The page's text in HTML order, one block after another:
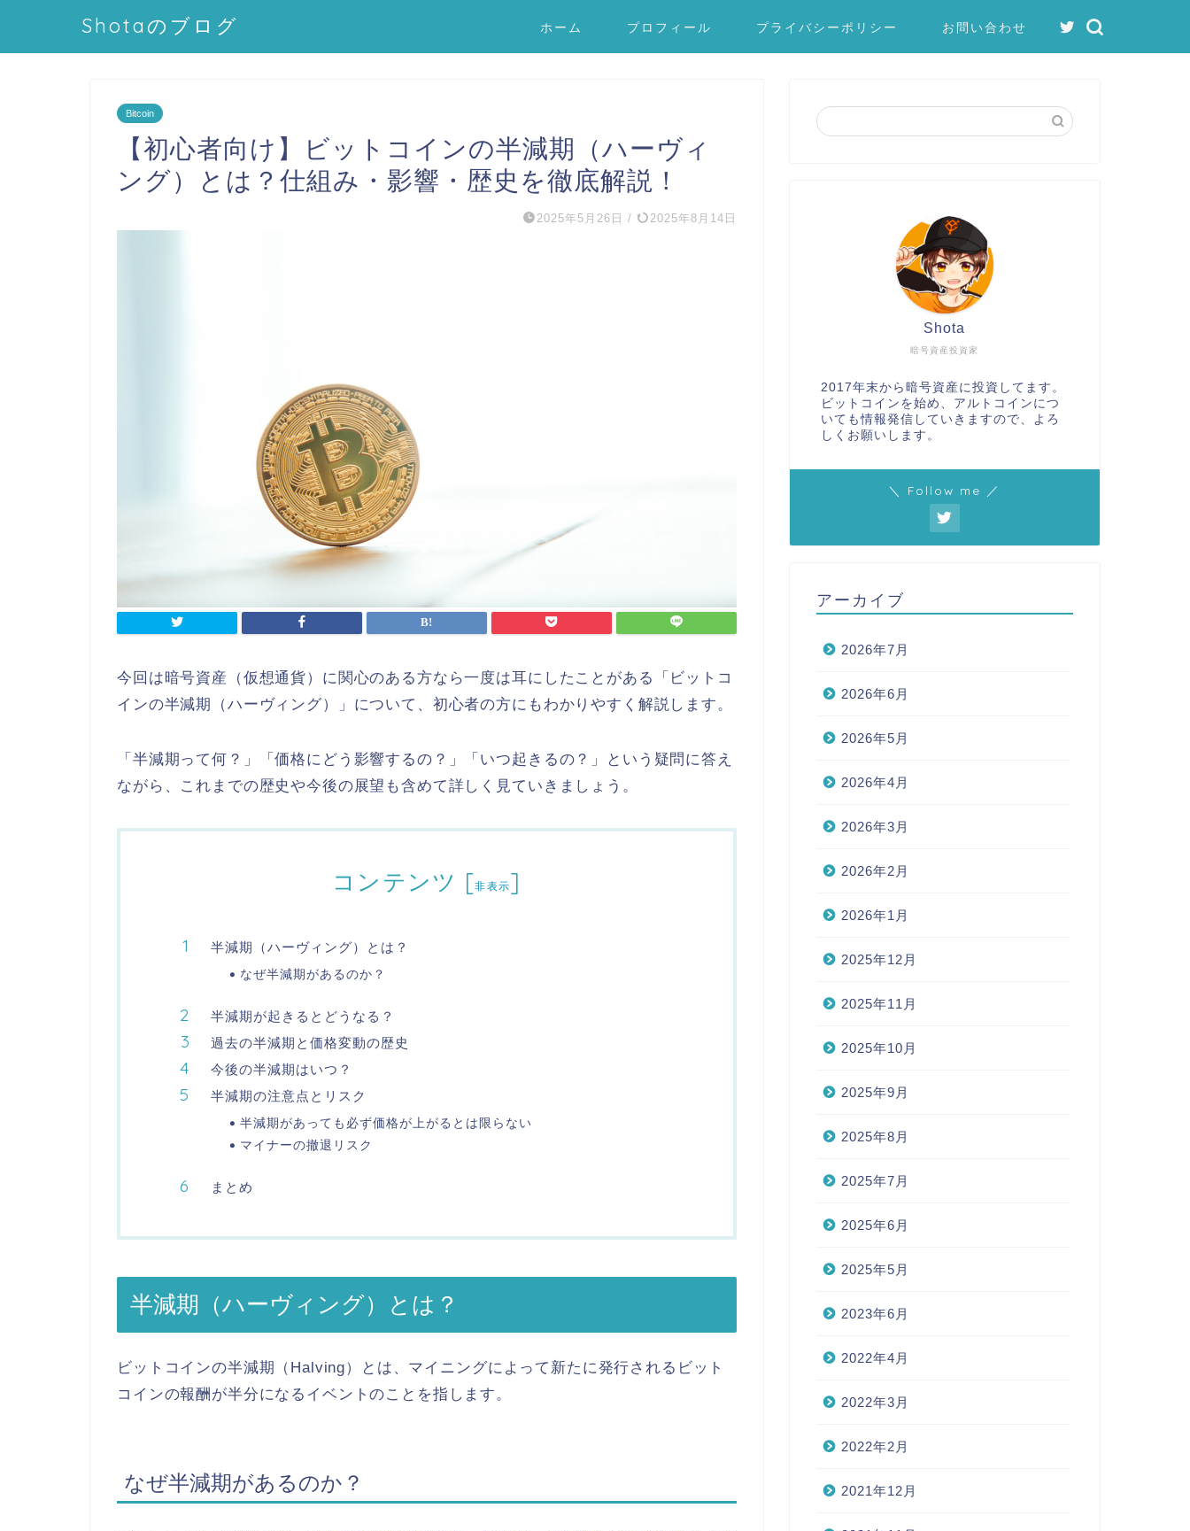
Shotaのブログ ホーム プロフィール プライバシーポリシー お問い合わせ
Bitcoin
【初心者向け】ビットコインの半減期（ハーヴィ
ング）とは？仕組み・影響・歴史を徹底解説！
2025年5月26日 / 2025年8月14日
今回は暗号資産（仮想通貨）に関心のある方なら一度は耳にしたことがある「 ビットコ
インの半減期（ハーヴィング）」について、 初心者の方にもわかりやすく解説します。
「半減期って何？」「価格にどう影響するの？」「いつ起きるの？ 」という疑問に答え
ながら、 これまでの歴史や今後の展望も含めて詳しく見ていきましょう。
コンテンツ [非表示]
半減期（ハーヴィング）とは？
なぜ半減期があるのか？
半減期が起きるとどうなる？
過去の半減期と価格変動の歴史
今後の半減期はいつ？
半減期の注意点とリスク
半減期があっても必ず価格が上がるとは限らない
マイナーの撤退リスク
まとめ
半減期（ハーヴィング）とは？
ビットコインの半減期（Halving）とは、 マイニングによって新たに発行されるビット
コインの報酬が半分になるイベントのことを指します。
なぜ半減期があるのか？
暗号資産投資家
Shota
2017年末から暗号資産に投資してます。
ビットコインを始め、アルトコインにつ
いても情報発信していきますので、よろ
しくお願いします。
＼ Follow me ／
アーカイブ
2026年7月
2026年6月
2026年5月
2026年4月
2026年3月
2026年2月
2026年1月
2025年12月
2025年11月
2025年10月
2025年9月
2025年8月
2025年7月
2025年6月
2025年5月
2023年6月
2022年4月
2022年3月
2022年2月
2021年12月